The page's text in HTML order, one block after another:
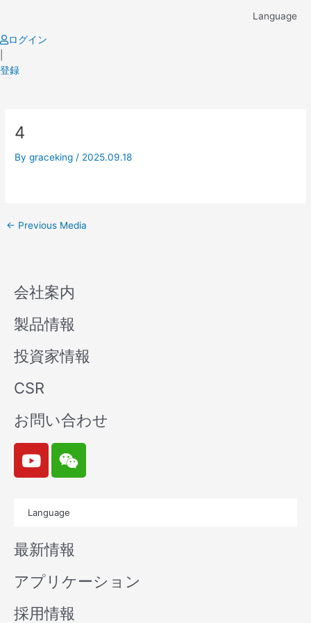
content
Language
ログイン
登録
4
Bygraceking / 2025.09.18
navigation
← Previous Media
会社案内
製品情報
投資家情報
CSR
お問い合わせ
Y
o
u
b
e
W
e
i
n
Language
最新情報
アプリケーション
採用情報